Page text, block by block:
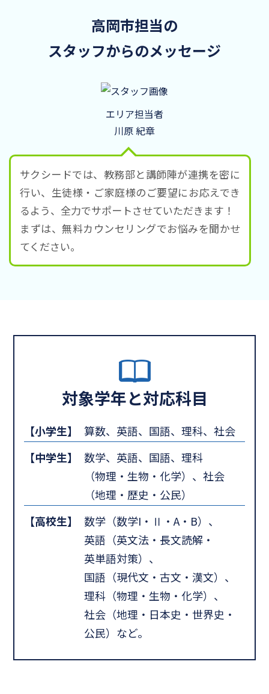
高岡市担当の
スタッフからのメッセージ
エリア担当者
川原 紀章
サクシードでは、教務部と講師陣が連携を密に
行い、生徒様・ご家庭様のご要望にお応えでき
るよう、全力でサポートさせていただきます！
まずは、無料カウンセリングでお悩みを聞かせ
てください。
対象学年と対応科目
【小学生】
算数、英語、国語、理科、社会
【中学生】
数学、英語、国語、理科
（物理・生物・化学）、社会
（地理・歴史・公民）
【高校生】
数学（数学I・Ⅱ・A・B）、
英語（英文法・長文読解・
英単語対策）、
国語（現代文・古文・漢文）、
理科（物理・生物・化学）、
社会（地理・日本史・世界史・
公民）など。